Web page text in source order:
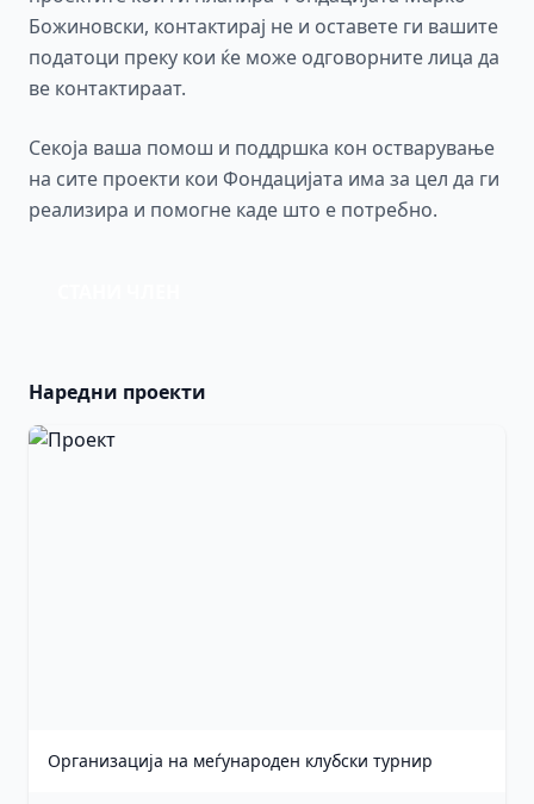
Божиновски, контактирај не и оставете ги вашите
податоци преку кои ќе може одговорните лица да
ве контактираат.
Секоја ваша помош и поддршка кон остварување
на сите проекти кои Фондацијата има за цел да ги
реализира и помогне каде што е потребно.
Наредни проекти
Организација на меѓународен клубски турнир